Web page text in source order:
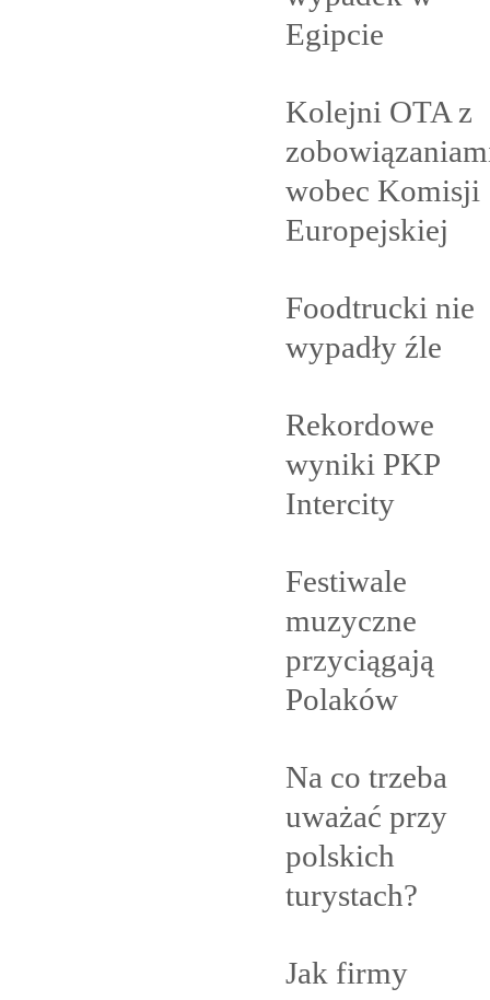
Egipcie
Kolejni OTA z
wobec Komisji
Europejskiej
Foodtrucki nie
wypadły źle
Rekordowe
wyniki PKP
Intercity
Festiwale
muzyczne
przyciągają
Polaków
Na co trzeba
uważać przy
polskich
turystach?
Jak firmy